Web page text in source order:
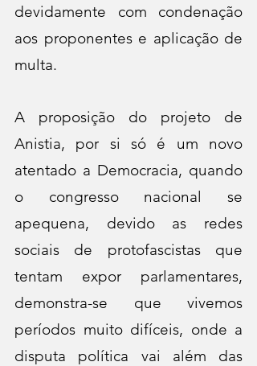
devidamente com condenação
aos proponentes e aplicação de
multa.
A proposição do projeto de
Anistia, por si só é um novo
atentado a Democracia, quando
o congresso nacional se
apequena, devido as redes
sociais de protofascistas que
tentam expor parlamentares,
demonstra-se que vivemos
períodos muito difíceis, onde a
disputa política vai além das